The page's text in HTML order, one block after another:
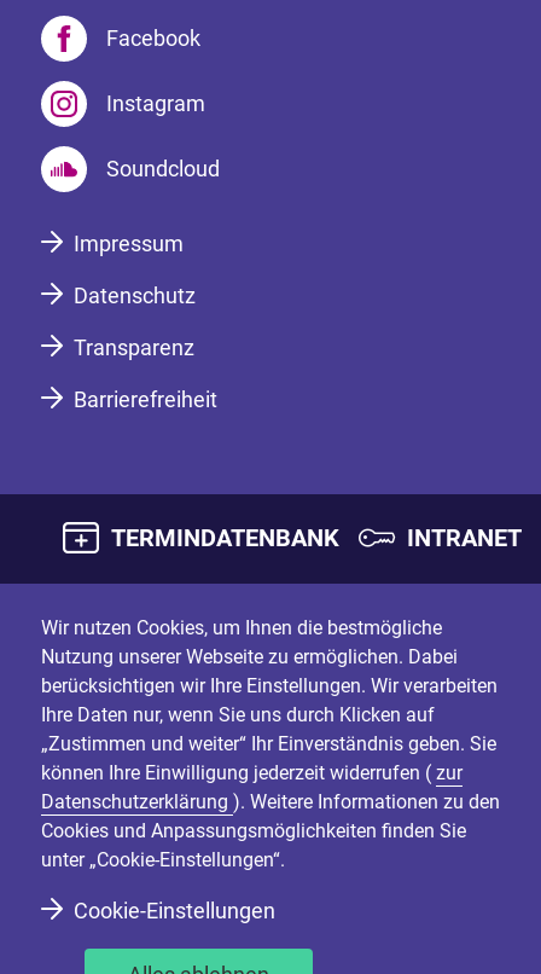
Facebook
Instagram
Soundcloud
Impressum
Datenschutz
Transparenz
Barrierefreiheit
TERMINDATENBANK INTRANET
Wir nutzen Cookies, um Ihnen die bestmögliche
Nutzung unserer Webseite zu ermöglichen. Dabei
berücksichtigen wir Ihre Einstellungen. Wir verarbeiten
Ihre Daten nur, wenn Sie uns durch Klicken auf
„Zustimmen und weiter“ Ihr Einverständnis geben. Sie
können Ihre Einwilligung jederzeit widerrufen ( zur
Datenschutzerklärung ). Weitere Informationen zu den
Cookies und Anpassungsmöglichkeiten finden Sie
unter „Cookie-Einstellungen“.
Cookie-Einstellungen